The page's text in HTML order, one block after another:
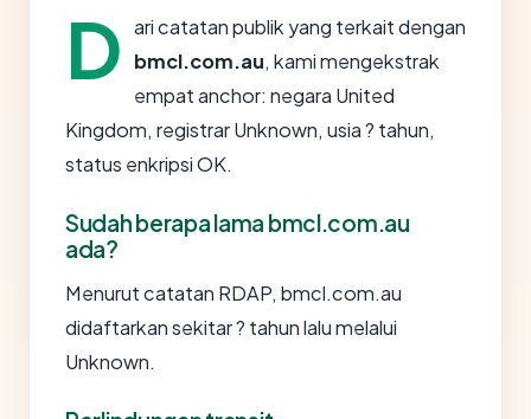
D ari catatan publik yang terkait dengan
bmcl.com.au, kami mengekstrak
empat anchor: negara United
Kingdom, registrar Unknown, usia ? tahun,
status enkripsi OK.
Sudah berapa lama bmcl.com.au
ada?
Menurut catatan RDAP, bmcl.com.au
didaftarkan sekitar ? tahun lalu melalui
Unknown.